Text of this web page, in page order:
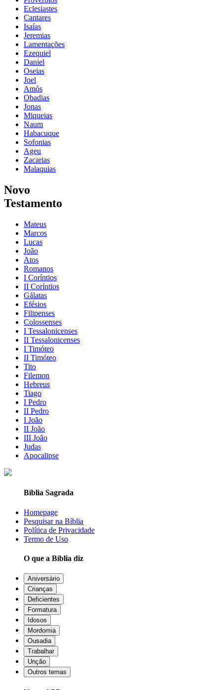
Eclesiastes
Cantares
Isaías
Jeremias
Lamentações
Ezequiel
Daniel
Oseias
Joel
Amós
Obadias
Jonas
Miqueias
Naum
Habacuque
Sofonias
Ageu
Zacarias
Malaquias
Novo
Testamento
Mateus
Marcos
Lucas
João
Atos
Romanos
I Coríntios
II Coríntios
Gálatas
Efésios
Filipenses
Colossenses
I Tessalonicenses
II Tessalonicenses
I Timóteo
II Timóteo
Tito
Filemon
Hebreus
Tiago
I Pedro
II Pedro
I João
II João
III João
Judas
Apocalipse
Bíblia Sagrada
Homepage
Pesquisar na Bíblia
Política de Privacidade
Termo de Uso
O que a Bíblia diz
Aniversário
Crianças
Deficientes
Formatura
Idosos
Mordomia
Ousadia
Trabalhar
Unção
Outros temas